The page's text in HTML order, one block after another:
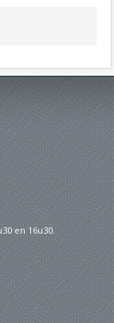
en 16u30.